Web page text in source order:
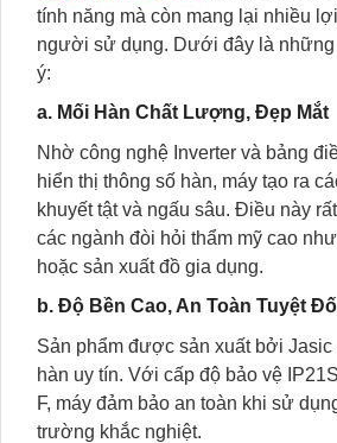
tính năng mà còn mang lại nhiều
người sử dụng. Dưới đây là những
ý:
a. Mối Hàn Chất Lượng, Đẹp Mắt
Nhờ công nghệ Inverter và bảng
hiển thị thông số hàn, máy tạo ra
khuyết tật và ngấu sâu. Điều này
các ngành đòi hỏi thẩm mỹ cao
hoặc sản xuất đồ gia dụng.
b. Độ Bền Cao, An Toàn Tuyệt
Sản phẩm được sản xuất bởi
hàn uy tín. Với cấp độ bảo vệ
F, máy đảm bảo an toàn khi sử
trường khắc nghiệt.